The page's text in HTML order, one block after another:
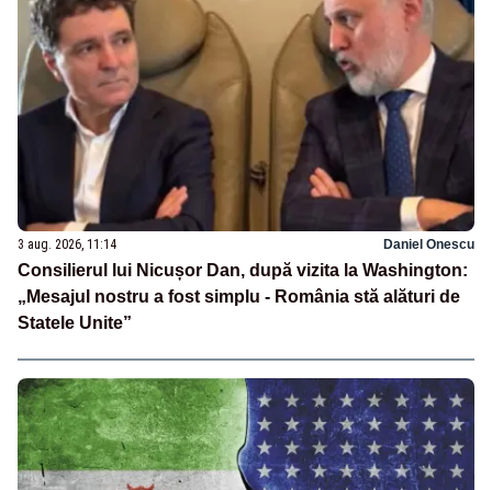
3 aug. 2026, 11:14 Daniel Onescu
Consilierul lui Nicușor Dan, după vizita la Washington:
„Mesajul nostru a fost simplu - România stă alături de
Statele Unite”